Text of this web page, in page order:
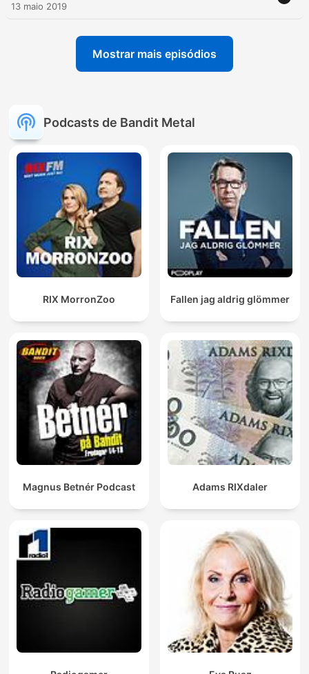
13 maio 2019
Mostrar mais episódios
Podcasts de Bandit Metal
RIX MorronZoo Fallen jag aldrig glömmer
Magnus Betnér Podcast Adams RIXdaler